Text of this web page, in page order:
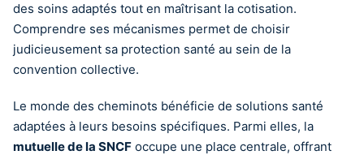
des soins adaptés tout en maîtrisant la cotisation.
Comprendre ses mécanismes permet de choisir
judicieusement sa protection santé au sein de la
convention collective.
Le monde des cheminots bénéficie de solutions santé
adaptées à leurs besoins spécifiques. Parmi elles, la
mutuelle de la SNCF occupe une place centrale, offrant